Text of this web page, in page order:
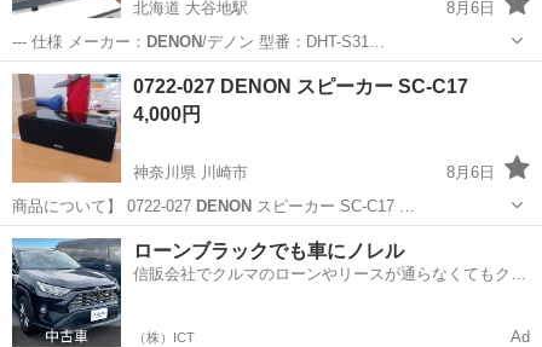
北海道 大谷地駅
8月6日
--- 仕様 メーカー： DENON /デノン 型番：DHT-S31…
北海道 札幌市 オーディオ
0722-027 DENON スピーカー SC-C17
4,000円
神奈川県 川崎市
8月6日
商品について】 0722-027 DENON
神奈川 川崎市 オーディオ DENON
ローンブラックでも車にノレル
信販会社でクルマのローンやリースが通らなくてもクル
（株）ICT Ad